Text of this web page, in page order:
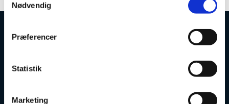
Nødvendig
Præferencer
Statistik
Marketing
Uddannelses- og Forskningsstyrelsen